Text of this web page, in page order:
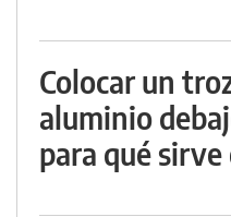
Colocar un
aluminio
para qué